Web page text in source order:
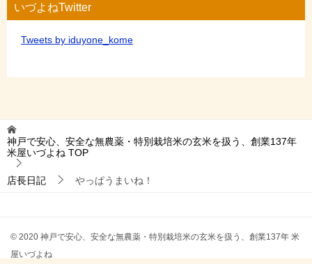
いづよねTwitter
Tweets by iduyone_kome
神戸で安心、安全な無農薬・特別栽培米の玄米を扱う、創業137年
米屋いづよね TOP
店長日記 やっぱうまいね！
© 2020 神戸で安心、安全な無農薬・特別栽培米の玄米を扱う、創業137年 米
屋いづよね